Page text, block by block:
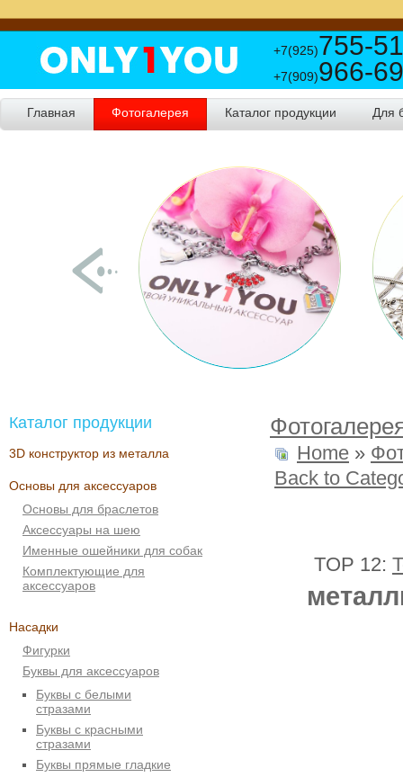
+7(925)755-
+7(909)966-
Главная Фотогалерея Каталог продукции Для
Каталог продукции
3D конструктор из металла
Основы для аксессуаров
Основы для браслетов
Аксессуары на шею
Именные ошейники для собак
Комплектующие для
аксессуаров
Насадки
Фигурки
Буквы для аксессуаров
Буквы с белыми
стразами
Буквы с красными
стразами
Буквы прямые гладкие
Home »
Back to
TOP 12: